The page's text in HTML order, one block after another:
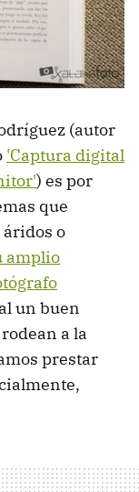
(autor
'Captura digital
) es por
que
áridos o
amplio
un buen
a la
prestar